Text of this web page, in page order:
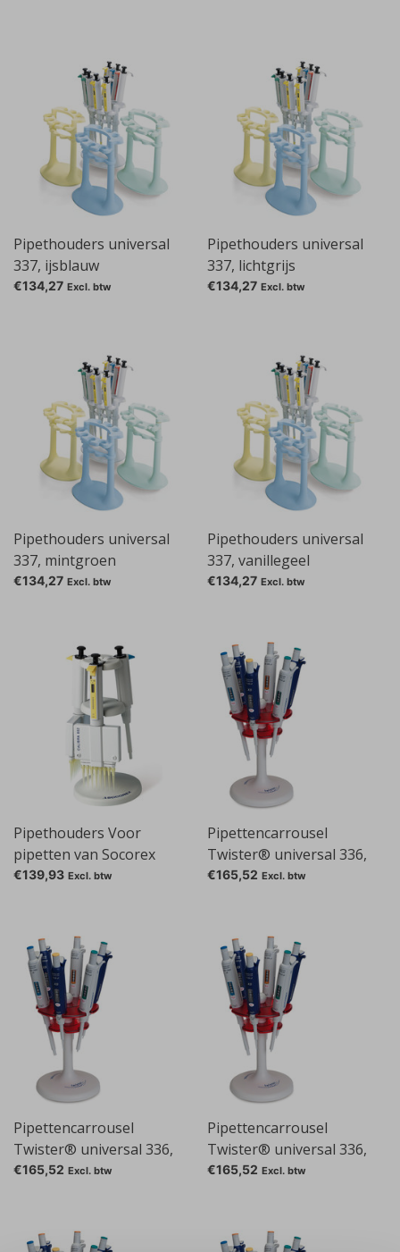
Pipethouders universal
337, ijsblauw
€134,27 Excl. btw
Pipethouders universal
337, lichtgrijs
€134,27 Excl. btw
Pipethouders universal
337, mintgroen
€134,27 Excl. btw
Pipethouders universal
337, vanillegeel
€134,27 Excl. btw
Pipethouders Voor
pipetten van Socorex
€139,93 Excl. btw
Pipettencarrousel
Twister® universal 336,
blauw
€165,52 Excl. btw
Pipettencarrousel
Twister® universal 336,
geel
€165,52 Excl. btw
Pipettencarrousel
Twister® universal 336,
grijs
€165,52 Excl. btw